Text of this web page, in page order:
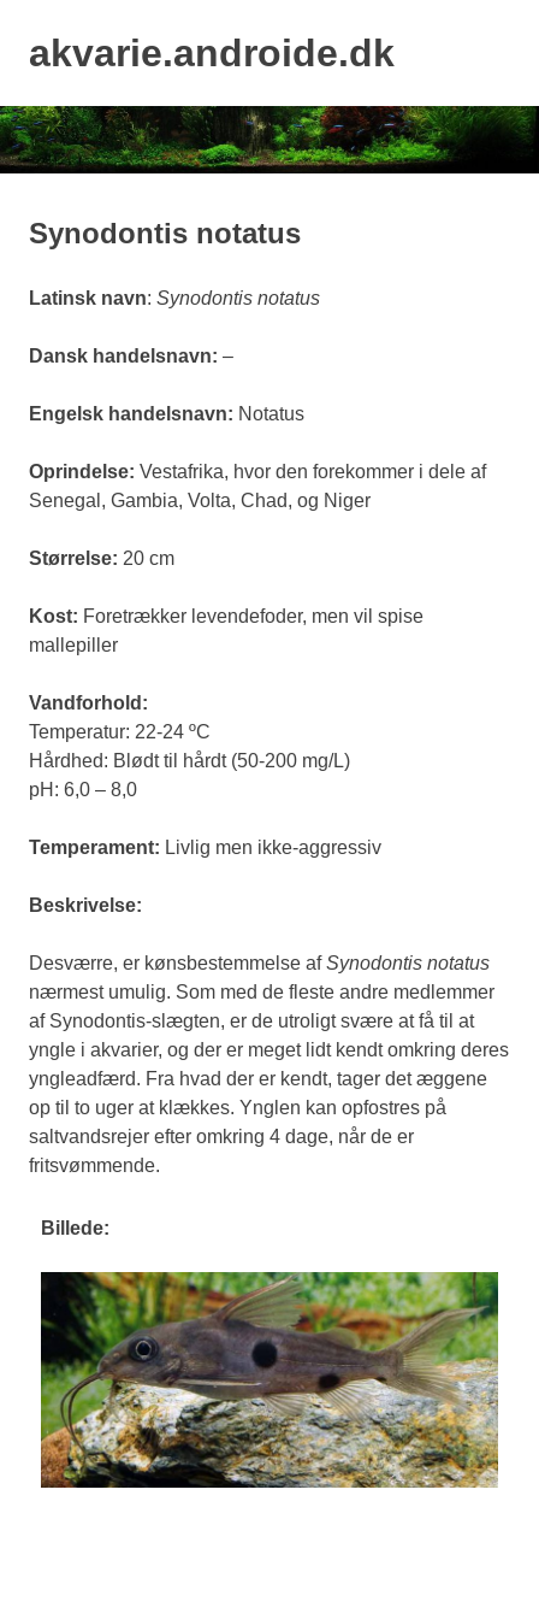
contentakvarie.androide.dk
Synodontis notatus
Latinsk navn: Synodontis notatus
Dansk handelsnavn: –
Engelsk handelsnavn: Notatus
Oprindelse: Vestafrika, hvor den forekommer i dele af
Senegal, Gambia, Volta, Chad, og Niger
Størrelse: 20 cm
Kost: Foretrækker levendefoder, men vil spise
mallepiller
Vandforhold:
Temperatur: 22-24 ºC
Hårdhed: Blødt til hårdt (50-200 mg/L)
pH: 6,0 – 8,0
Temperament: Livlig men ikke-aggressiv
Beskrivelse:
Desværre, er kønsbestemmelse afSynodontis notatus
nærmest umulig. Som med de fleste andre medlemmer
af Synodontis-slægten, er de utroligt svære at få til at
yngle i akvarier, og der er meget lidt kendt omkring deres
yngleadfærd. Fra hvad der er kendt, tager det æggene
op til to uger at klækkes. Ynglen kan opfostres på
saltvandsrejer efter omkring 4 dage, når de er
fritsvømmende.
Billede: